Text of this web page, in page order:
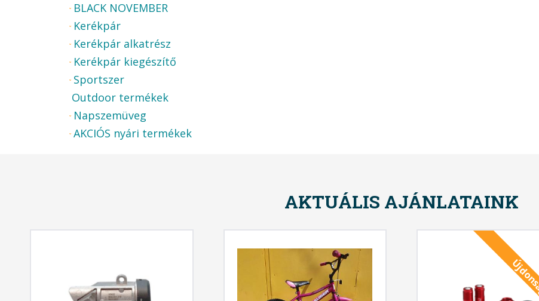
BLACK NOVEMBER
Kerékpár
Kerékpár alkatrész
Kerékpár kiegészítő
Sportszer
Outdoor termékek
Napszemüveg
AKCIÓS nyári termékek
AKTUÁLIS AJÁNLATAINK